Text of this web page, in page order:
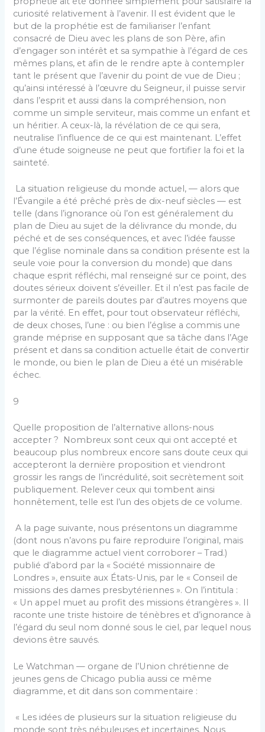
curiosité relativement à l’avenir. Il est évident que le
but de la prophétie est de familiariser l’enfant
consacré de Dieu avec les plans de son Père, afin
d’engager son intérêt et sa sympathie à l’égard de ces
mêmes plans, et afin de le rendre apte à contempler
tant le présent que l’avenir du point de vue de Dieu ;
qu’ainsi intéressé à l’œuvre du Seigneur, il puisse servir
dans l’esprit et aussi dans la compréhension, non
comme un simple serviteur, mais comme un enfant et
un héritier. A ceux-là, la révélation de ce qui sera,
neutralise l’influence de ce qui est maintenant. L’effet
d’une étude soigneuse ne peut que fortifier la foi et la
sainteté.
La situation religieuse du monde actuel, — alors que
l’Évangile a été prêché près de dix-neuf siècles — est
telle (dans l’ignorance où l’on est généralement du
plan de Dieu au sujet de la délivrance du monde, du
péché et de ses conséquences, et avec l’idée fausse
que l’église nominale dans sa condition présente est la
seule voie pour la conversion du monde) que dans
chaque esprit réfléchi, mal renseigné sur ce point, des
doutes sérieux doivent s’éveiller. Et il n’est pas facile de
surmonter de pareils doutes par d’autres moyens que
par la vérité. En effet, pour tout observateur réfléchi,
de deux choses, l’une : ou bien l’église a commis une
grande méprise en supposant que sa tâche dans l’Age
présent et dans sa condition actuelle était de convertir
le monde, ou bien le plan de Dieu a été un misérable
échec.
9
Quelle proposition de l’alternative allons-nous
accepter ? Nombreux sont ceux qui ont accepté et
beaucoup plus nombreux encore sans doute ceux qui
accepteront la dernière proposition et viendront
grossir les rangs de l’incrédulité, soit secrètement soit
publiquement. Relever ceux qui tombent ainsi
honnêtement, telle est l’un des objets de ce volume.
A la page suivante, nous présentons un diagramme
(dont nous n’avons pu faire reproduire l’original, mais
que le diagramme actuel vient corroborer – Trad.)
publié d’abord par la « Société missionnaire de
Londres », ensuite aux États-Unis, par le « Conseil de
missions des dames presbytériennes ». On l’intitula :
« Un appel muet au profit des missions étrangères ». Il
raconte une triste histoire de ténèbres et d’ignorance à
l’égard du seul nom donné sous le ciel, par lequel nous
devions être sauvés.
Le Watchman — organe de l’Union chrétienne de
jeunes gens de Chicago publia aussi ce même
diagramme, et dit dans son commentaire :
« Les idées de plusieurs sur la situation religieuse du
monde sont très nébuleuses et incertaines. Nous